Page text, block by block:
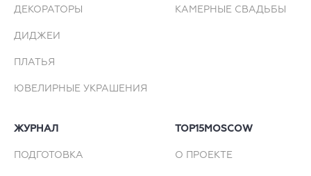
ДЕКОРАТОРЫ
ДИДЖЕИ
ПЛАТЬЯ
ЮВЕЛИРНЫЕ УКРАШЕНИЯ
КАМЕРНЫЕ СВАДЬБЫ
ЖУРНАЛ
ПОДГОТОВКА
TOP15MOSCOW
О ПРОЕКТЕ